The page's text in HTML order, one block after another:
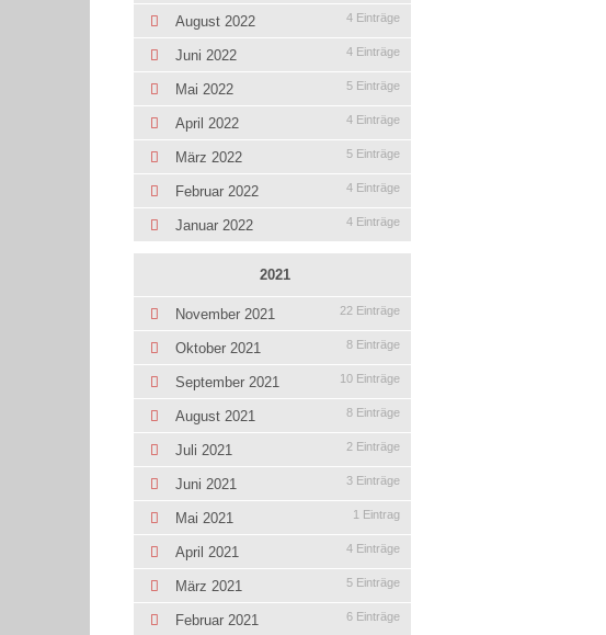
August 2022 4 Einträge
Juni 2022 4 Einträge
Mai 2022 5 Einträge
April 2022 4 Einträge
März 2022 5 Einträge
Februar 2022 4 Einträge
Januar 2022 4 Einträge
2021
November 2021 22 Einträge
Oktober 2021 8 Einträge
September 2021 10 Einträge
August 2021 8 Einträge
Juli 2021 2 Einträge
Juni 2021 3 Einträge
Mai 2021 1 Eintrag
April 2021 4 Einträge
März 2021 5 Einträge
Februar 2021 6 Einträge